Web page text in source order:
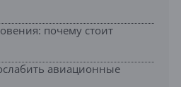
почему стоит
авиационные